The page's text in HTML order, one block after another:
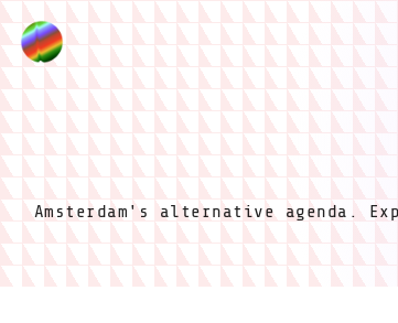
Amsterdam's alternative agenda.